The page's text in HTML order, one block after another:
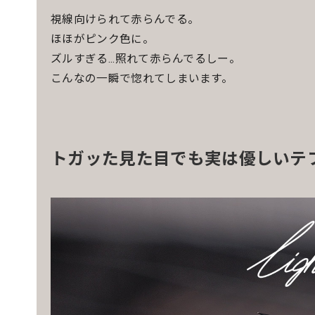
視線向けられて赤らんでる。
ほほがピンク色に。
ズルすぎる...照れて赤らんでるしー。
こんなの一瞬で惚れてしまいます。
トガッた見た目でも実は優しいテ